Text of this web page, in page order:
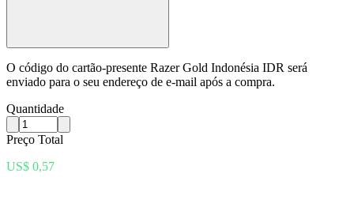
O código do cartão-presente Razer Gold Indonésia IDR será
enviado para o seu endereço de e-mail após a compra.
Quantidade
Preço Total
US$ 0,57